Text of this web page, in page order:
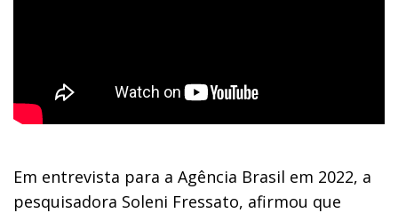
Em entrevista para a Agência Brasil em 2022, a
pesquisadora Soleni Fressato, afirmou que